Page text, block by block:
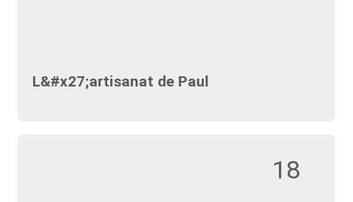
L&#x27;artisanat de Paul
18